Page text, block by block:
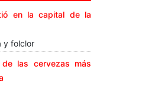
en la capital de la
y folclor
las cervezas más